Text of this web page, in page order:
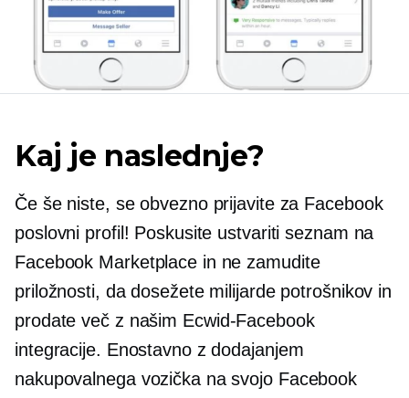
Kaj je naslednje?
Če še niste, se obvezno prijavite za Facebook
poslovni profil! Poskusite ustvariti seznam na
Facebook Marketplace in ne zamudite
priložnosti, da dosežete milijarde potrošnikov in
prodate več z našim Ecwid-Facebook
integracije. Enostavno z dodajanjem
nakupovalnega vozička na svojo Facebook